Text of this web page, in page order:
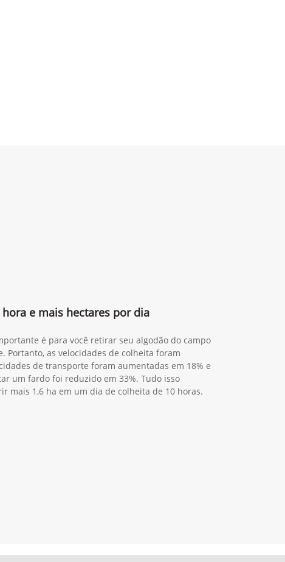
e mais hectares por dia
é para você retirar seu algodão do campo
Portanto, as velocidades de colheita foram
de transporte foram aumentadas em 18% e
um fardo foi reduzido em 33%. Tudo isso
mais 1,6 ha em um dia de colheita de 10 horas.